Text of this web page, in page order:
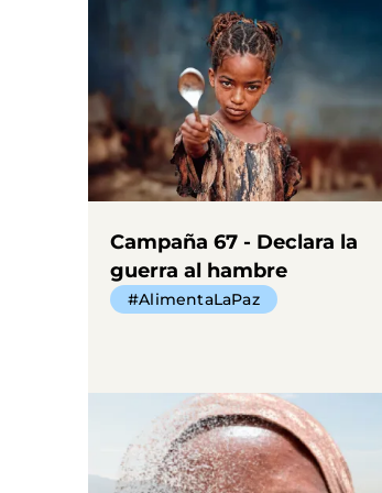
Campaña 67 - Declara la
guerra al hambre
#AlimentaLaPaz